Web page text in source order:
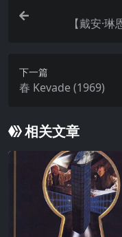
【戴安·
下一篇
春 Kevade (1969)
相关文章